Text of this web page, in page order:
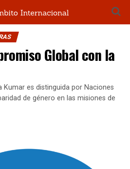
Global con la
Kumar es distinguida por Naciones
de género en las misiones de